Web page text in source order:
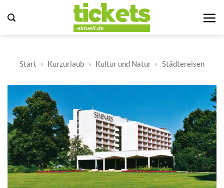
Inhalt
Start » Kurzurlaub » Kultur und Natur » Städtereisen